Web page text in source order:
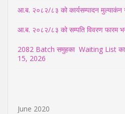
आ.ब. २०८२/८३ को कार्यसम्पादन मुल्याकंन
आ.ब. २०८२/८३ को सम्पति विवरण फारम
2082 Batch समुहका Waiting List का
15, 2026
June 2020